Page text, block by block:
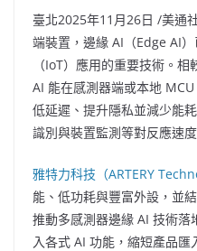
臺北2025年11月26日 /美通
端裝置，邊緣 AI（Edge AI
（IoT）應用的重要技術。
AI 能在感測器端或本地
低延遲、提升隱私並減少能
識別與裝置監測等對反應速
雅特力科技（ARTERY
能、低功耗與豐富外設，並
推動多感測器邊緣 AI 技術落
入各式 AI 功能，縮短產品匯